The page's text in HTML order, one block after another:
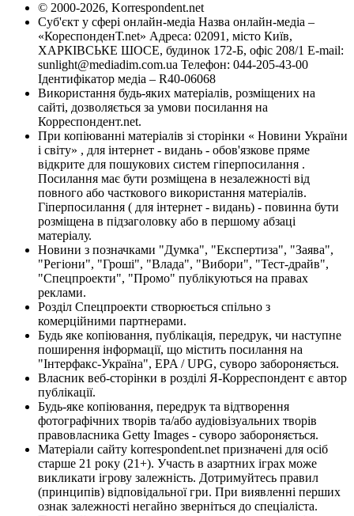
© 2000-2026, Korrespondent.net
Суб'єкт у сфері онлайн-медіа Назва онлайн-медіа –
«КореспонденТ.net» Адреса: 02091, місто Київ,
ХАРКІВСЬКЕ ШОСЕ, будинок 172-Б, офіс 208/1 E-mail:
sunlight@mediadim.com.ua Телефон: 044-205-43-00
Ідентифікатор медіа – R40-06068
Використання будь-яких матеріалів, розміщених на
сайті, дозволяється за умови посилання на
Корреспондент.net.
При копіюванні матеріалів зі сторінки « Новини України
і світу» , для інтернет - видань - обов'язкове пряме
відкрите для пошукових систем гіперпосилання .
Посилання має бути розміщена в незалежності від
повного або часткового використання матеріалів.
Гіперпосилання ( для інтернет - видань) - повинна бути
розміщена в підзаголовку або в першому абзаці
матеріалу.
Новини з позначками "Думка", "Експертиза", "Заява",
"Регіони", "Гроші", "Влада", "Вибори", "Тест-драйв",
"Спецпроекти", "Промо" публікуються на правах
реклами.
Розділ Спецпроекти створюється спільно з
комерційними партнерами.
Будь яке копіювання, публікація, передрук, чи наступне
поширення інформації, що містить посилання на
"Інтерфакс-Україна", EPA / UPG, суворо забороняється.
Власник веб-сторінки в розділі Я-Корреспондент є автор
публікації.
Будь-яке копіювання, передрук та відтворення
фотографічних творів та/або аудіовізуальних творів
правовласника Getty Images - суворо забороняється.
Матеріали сайту korrespondent.net призначені для осіб
старше 21 року (21+). Участь в азартних іграх може
викликати ігрову залежність. Дотримуйтесь правил
(принципів) відповідальної гри. При виявленні перших
ознак залежності негайно зверніться до спеціаліста.